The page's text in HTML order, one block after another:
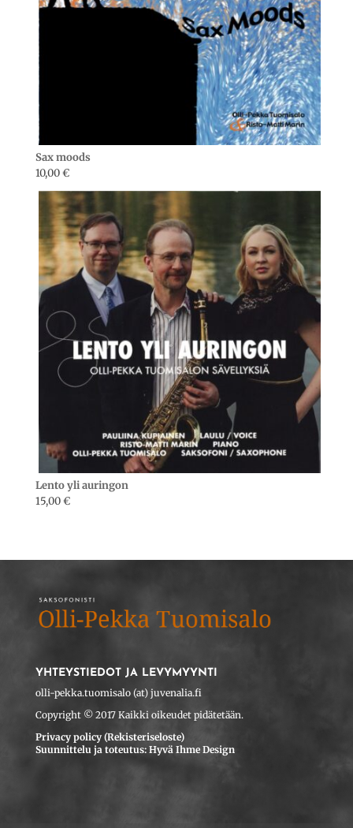
Sax moods
10,00€
Lento yli auringon
15,00€
YHTEYSTIEDOT JA LEVYMYYNTI
olli-pekka.tuomisalo (at) juvenalia.fi
Copyright © 2017 Kaikki oikeudet pidätetään.
Privacy policy (Rekisteriseloste)
Suunnittelu ja toteutus: Hyvä Ihme Design